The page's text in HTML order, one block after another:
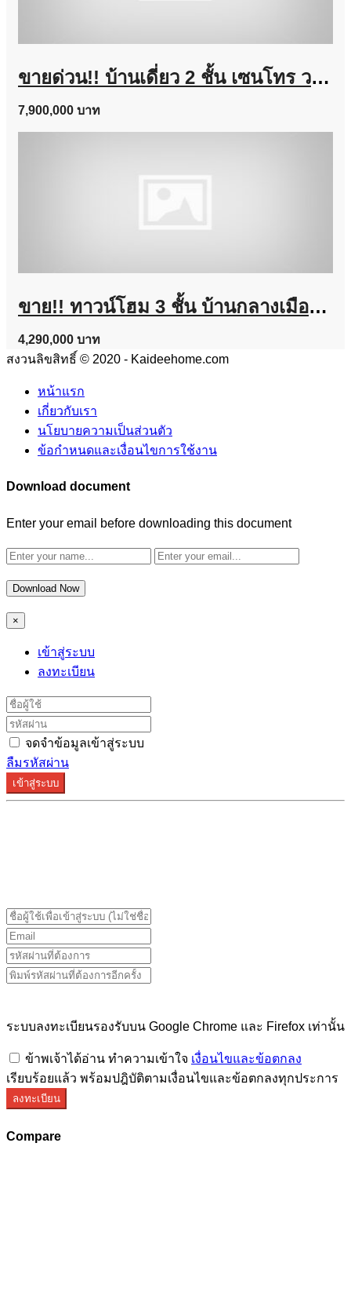
ขายด่วน!! บ้านเดี่ยว 2 ชั้น เซนโทร วงแหวน-จตุโชติ (ขนาด 59 ตร.ว.) เดินทางง่าย ใกล้ทางด่วนนิดเดียว สามวาตะวันตก คลองสามวา กทม. : Centro Wongwaen-Chatuchot
7,900,000 บาท
ขาย!! ทาวน์โฮม 3 ชั้น บ้านกลางเมือง งามวงศ์วาน (ขนาด 18 ตร.ว.) งามวงศ์วาน 47 แยก 6 (ซ.ชินเขต 2/6) ใกล้การไฟฟ้าส่วนภูมิภาค(สำนักงานใหญ่) หลักสี่ กทม. : Baan Klang Muang Ngamwongwan
4,290,000 บาท
สงวนลิขสิทธิ์ © 2020 - Kaideehome.com
หน้าแรก
เกี่ยวกับเรา
นโยบายความเป็นส่วนตัว
ข้อกำหนดและเงื่อนไขการใช้งาน
Download document
Enter your email before downloading this document
Download Now
×
เข้าสู่ระบบ
ลงทะเบียน
จดจำข้อมูลเข้าสู่ระบบ
ลืมรหัสผ่าน
เข้าสู่ระบบ
ระบบลงทะเบียนรองรับบน Google Chrome และ Firefox เท่านั้น
ข้าพเจ้าได้อ่าน ทำความเข้าใจ เงื่อนไขและข้อตกลง
เรียบร้อยแล้ว พร้อมปฎิบัติตามเงื่อนไขและข้อตกลงทุกประการ
ลงทะเบียน
Compare